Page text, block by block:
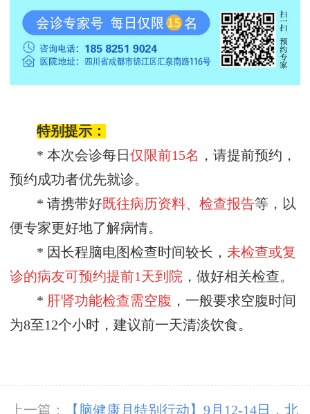
特别提示：
* 本次会诊每日仅限前15名 ，请提前预约，
预约成功者优先就诊。
* 请携带好既往病历资料、检查报告等，以
便专家更好地了解病情。
* 因长程脑电图检查时间较长， 未检查或复
诊的病友可预约提前1天到院 ，做好相关检查。
* 肝肾功能检查需空腹 ，一般要求空腹时间
为8至12个小时，建议前一天清淡饮食。
上一篇：
【脑健康月特别行动】9月12-14日，北